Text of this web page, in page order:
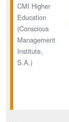
CMI Higher
Education
(Conscious
Management
Institute,
S.A.)